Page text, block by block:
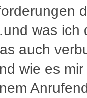
was ich
auch
wie es mir